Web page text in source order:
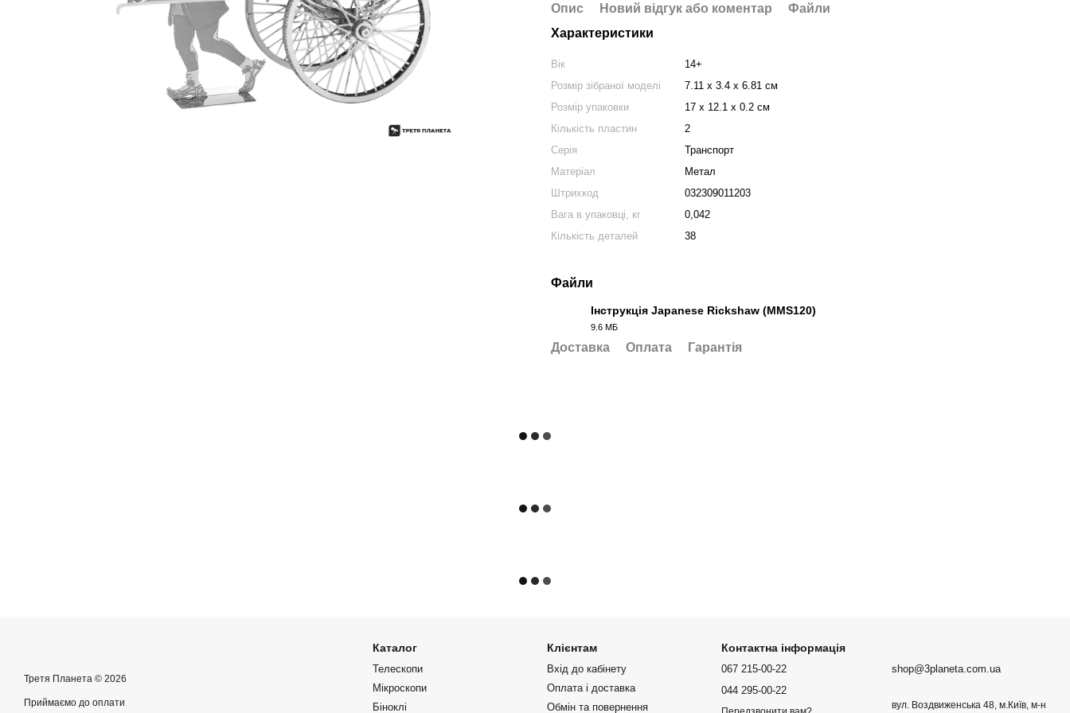
Опис Новий відгук або коментар
Файли
Характеристики
Вік
14+
Розмір зібраної моделі
7.11 x 3.4 x 6.81 см
Розмір упаковки
17 х 12.1 х 0.2 см
Кількість пластин
2
Серія
Транспорт
Матеріал
Метал
Штрихкод
032309011203
Вага в упаковці, кг
0,042
Кількість деталей
38
Файли
Інструкція Japanese Rickshaw (MMS120)
9.6 МБ
Доставка Оплата Гарантія
Третя Планета © 2026
Приймаємо до оплати
Каталог
Телескопи
Мікроскопи
Біноклі
Клієнтам
Вхід до кабінету
Оплата і доставка
Обмін та повернення
Контактна інформація
067 215-00-22
044 295-00-22
shop@3planeta.com.ua
вул. Воздвиженська 48, м.Київ, м-н